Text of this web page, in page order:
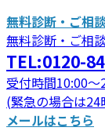
無料診断・ご相
無料診断・ご相
TEL:0120-
受付時間10:00～
(緊急の場合は24
メールはこちら